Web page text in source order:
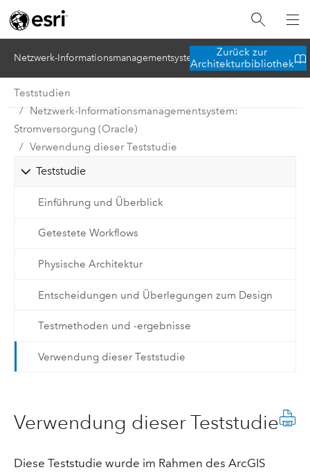
Netzwerk-Informationsmanagementsystem: Stromversorgung
Zurück zur
Architekturbibliothek
Teststudien
Netzwerk-Informationsmanagementsystem:
Stromversorgung (Oracle)
Verwendung dieser Teststudie
Teststudie
Einführung und Überblick
Getestete Workflows
Physische Architektur
Entscheidungen und Überlegungen zum Design
Testmethoden und -ergebnisse
Verwendung dieser Teststudie
Verwendung dieser Teststudie
Diese Teststudie wurde im Rahmen des ArcGIS